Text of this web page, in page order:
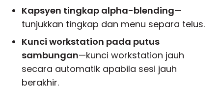
Kapsyen tingkap alpha-blending—
tunjukkan tingkap dan menu separa telus.
Kunci workstation pada putus
sambungan—kunci workstation jauh
secara automatik apabila sesi jauh
berakhir.